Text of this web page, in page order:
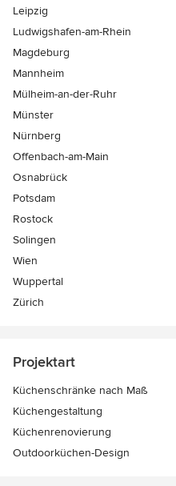
Leipzig
Ludwigshafen-am-Rhein
Magdeburg
Mannheim
Mülheim-an-der-Ruhr
Münster
Nürnberg
Offenbach-am-Main
Osnabrück
Potsdam
Rostock
Solingen
Wien
Wuppertal
Zürich
Projektart
Küchenschränke nach Maß
Küchengestaltung
Küchenrenovierung
Outdoorküchen-Design